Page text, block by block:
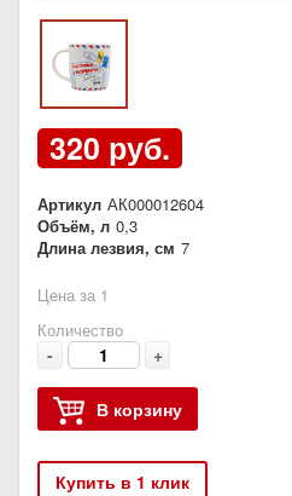
320 руб.
Артикул АК000012604
Объём, л 0,3
Длина лезвия, см 7
Цена за 1
Количество
- +
В корзину
Купить в 1 клик